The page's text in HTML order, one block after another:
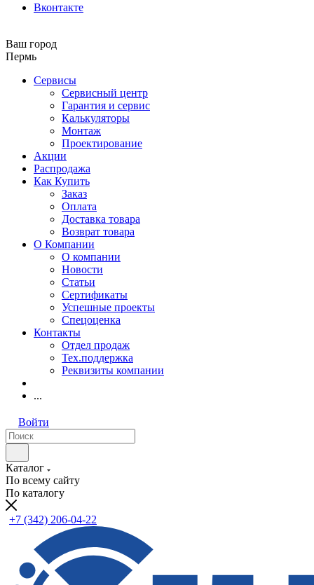
Вконтакте
Ваш город
Пермь
Сервисы
Сервисный центр
Гарантия и сервис
Калькуляторы
Монтаж
Проектирование
Акции
Распродажа
Как Купить
Заказ
Оплата
Доставка товара
Возврат товара
О Компании
О компании
Новости
Статьи
Сертификаты
Успешные проекты
Спецоценка
Контакты
Отдел продаж
Тех.поддержка
Реквизиты компании
...
Войти
Каталог
По всему сайту
По каталогу
+7 (342) 206-04-22